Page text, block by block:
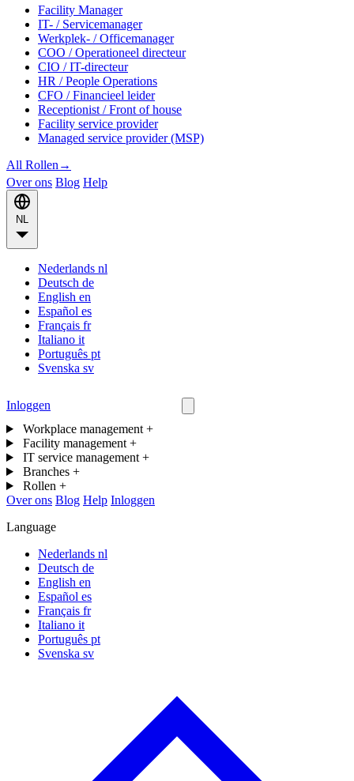
Facility Manager
IT- / Servicemanager
Werkplek- / Officemanager
COO / Operationeel directeur
CIO / IT-directeur
HR / People Operations
CFO / Financieel leider
Receptionist / Front of house
Facility service provider
Managed service provider (MSP)
All Rollen →
Over ons Blog Help
Nederlands nl
Deutsch de
English en
Español es
Français fr
Italiano it
Português pt
Svenska sv
Inloggen
Workplace management +
Facility management +
IT service management +
Branches +
Rollen +
Over ons Blog Help Inloggen
Language
Nederlands nl
Deutsch de
English en
Español es
Français fr
Italiano it
Português pt
Svenska sv